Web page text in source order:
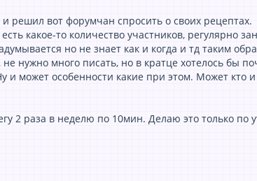
решил вот форумчан спросить о своих рецептах.
какое-то количество участников, регулярно
но не знает как и когда и тд таким
нужно много писать, но в кратце хотелось бы
и может особенности какие при этом. Может
2 раза в неделю по 10мин. Делаю это только по